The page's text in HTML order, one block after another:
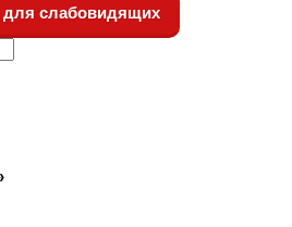
для слабовидящих